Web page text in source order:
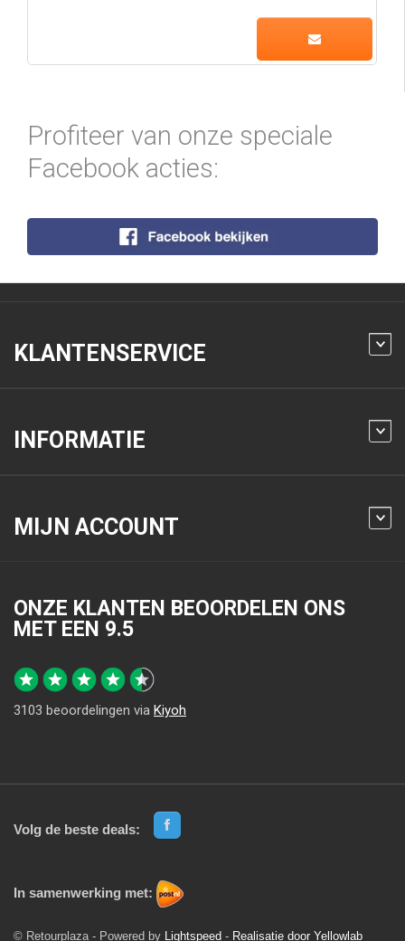
Profiteer van onze speciale
Facebook acties:
KLANTENSERVICE
INFORMATIE
MIJN ACCOUNT
ONZE KLANTEN BEOORDELEN ONS
MET EEN 9.5
3103 beoordelingen via Kiyoh
Volg de beste deals:
In samenwerking met:
© Retourplaza - Powered by Lightspeed - Realisatie door Yellowlab